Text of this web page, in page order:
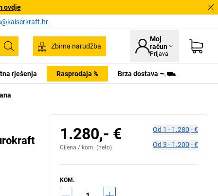
ovdje
Pretraživanje
Zbirna narudžba
Moj
račun
Prijava
rješenja Rasprodaja % Brza dostava ᯓ⛟
1.280,- €
Cijena / kom. (neto)
Od 1 - 1.280,- €
Od 3 - 1.200,- €
KOM.